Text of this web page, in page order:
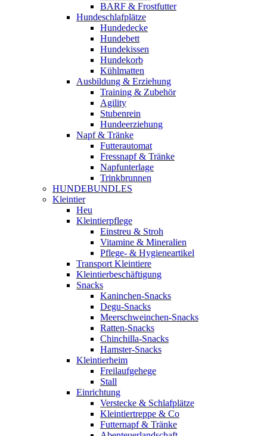
BARF & Frostfutter
Hundeschlafplätze
Hundedecke
Hundebett
Hundekissen
Hundekorb
Kühlmatten
Ausbildung & Erziehung
Training & Zubehör
Agility
Stubenrein
Hundeerziehung
Napf & Tränke
Futterautomat
Fressnapf & Tränke
Napfunterlage
Trinkbrunnen
HUNDEBUNDLES
Kleintier
Heu
Kleintierpflege
Einstreu & Stroh
Vitamine & Mineralien
Pflege- & Hygieneartikel
Transport Kleintiere
Kleintierbeschäftigung
Snacks
Kaninchen-Snacks
Degu-Snacks
Meerschweinchen-Snacks
Ratten-Snacks
Chinchilla-Snacks
Hamster-Snacks
Kleintierheim
Freilaufgehege
Stall
Einrichtung
Verstecke & Schlafplätze
Kleintiertreppe & Co
Futternapf & Tränke